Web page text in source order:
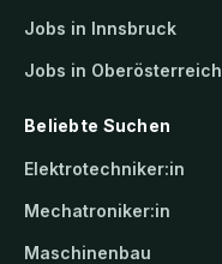
Jobs in Innsbruck
Jobs in Oberösterreich
Beliebte Suchen
Elektrotechniker:in
Mechatroniker:in
Maschinenbau